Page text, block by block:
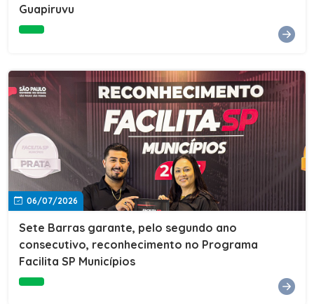
Guapiruvu
06/07/2026
Sete Barras garante, pelo segundo ano
consecutivo, reconhecimento no Programa
Facilita SP Municípios